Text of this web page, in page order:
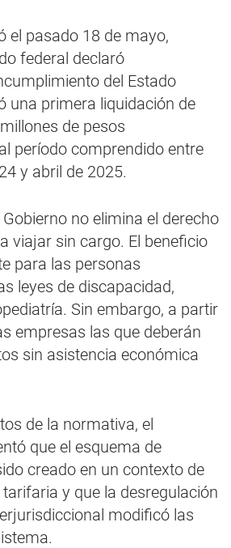
el pasado 18 de mayo,
federal declaró
del Estado
una primera liquidación de
de pesos
período comprendido entre
y abril de 2025.
no elimina el derecho
viajar sin cargo. El beneficio
para las personas
leyes de discapacidad,
Sin embargo, a partir
empresas las que deberán
sin asistencia económica
de la normativa, el
que el esquema de
creado en un contexto de
y que la desregulación
modificó las